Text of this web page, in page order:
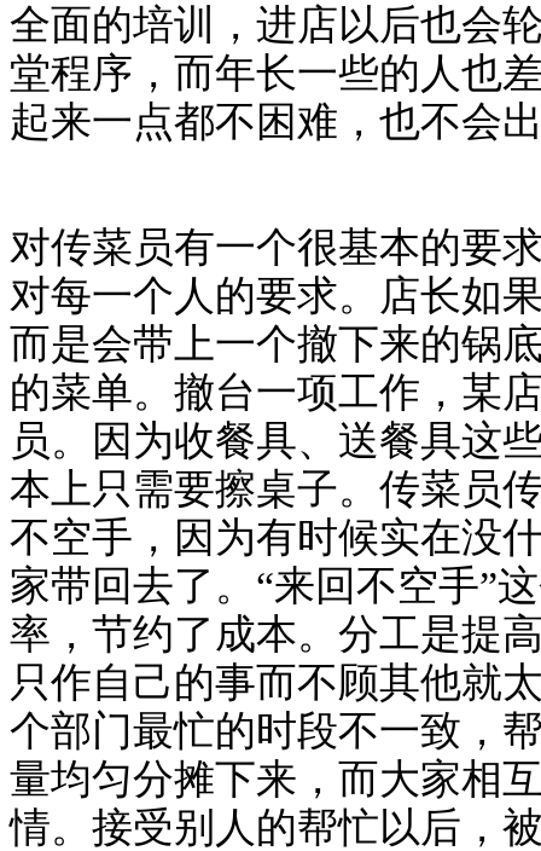
全面的培训，进店以后也会
堂程序，而年长一些的人也
起来一点都不困难，也不会
对传菜员有一个很基本的要
对每一个人的要求。店长如
而是会带上一个撤下来的锅
的菜单。撤台一项工作，某
员。因为收餐具、送餐具这
本上只需要擦桌子。传菜员
不空手，因为有时候实在没
家带回去了。“来回不空手”
率，节约了成本。分工是提
只作自己的事而不顾其他就
个部门最忙的时段不一致，
量均匀分摊下来，而大家相
情。接受别人的帮忙以后，